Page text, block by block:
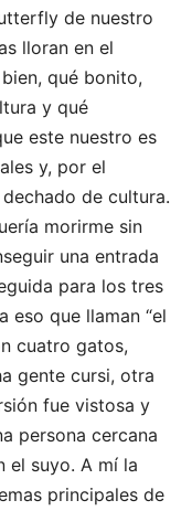
de nuestro
lloran en el
qué bonito,
y qué
este nuestro es
y, por el
de cultura.
morirme sin
una entrada
para los tres
eso que llaman “el
cuatro gatos,
gente cursi, otra
fue vistosa y
persona cercana
el suyo. A mí la
principales de